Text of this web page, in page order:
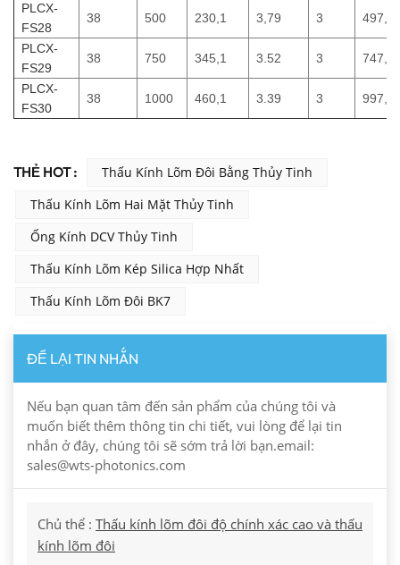
PLCX-
FS28
38 500 230,1 3,79 3
PLCX-
FS29
38 750 345,1 3.52 3
PLCX-
FS30
38 1000 460,1 3.39 3
THẺ HOT :
Thấu Kính Lõm Đôi Bằng Thủy Tinh
Thấu Kính Lõm Hai Mặt Thủy Tinh
Ống Kính DCV Thủy Tinh
Thấu Kính Lõm Kép Silica Hợp Nhất
Thấu Kính Lõm Đôi BK7
ĐỂ LẠI TIN NHẮN
Nếu bạn quan tâm đến sản phẩm của chúng tôi và
muốn biết thêm thông tin chi tiết, vui lòng để lại tin
nhắn ở đây, chúng tôi sẽ sớm trả lời bạn.email:
sales@wts-photonics.com
Chủ thể : Thấu kính lõm đôi độ chính xác cao và thấu
kính lõm đôi